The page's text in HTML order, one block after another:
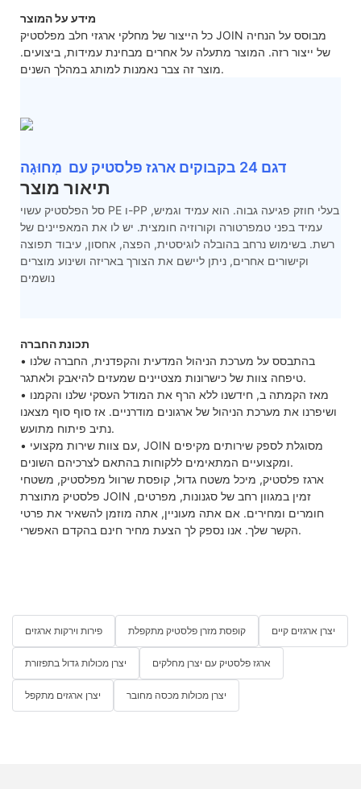
מידע על המוצר
כל הייצור של מחלקי ארגזי חלב מפלסטיק JOIN מבוסס על הנחיה
של ייצור רזה. המוצר מתעלה על אחרים מבחינת עמידות, ביצועים.
מוצר זה צבר נאמנות למותג במהלך השנים.
דגם 24 בקבוקים ארגז פלסטיק עם מְחוּגָה
תיאור מוצר
סל הפלסטיק עשוי PE ו-PP בעלי חוזק פגיעה גבוה. הוא עמיד וגמיש,
עמיד בפני טמפרטורה וקורוזיה חומצית. יש לו את המאפיינים של
רשת. בשימוש נרחב בהובלה לוגיסטית, הפצה, אחסון, עיבוד תפוצה
וקישורים אחרים, ניתן ליישם את הצורך באריזה ושינוע מוצרים
נושמים
תכונת החברה
• בהתבסס על מערכת הניהול המדעית והקפדנית, החברה שלנו
טיפחה צוות של כישרונות מצטיינים שמעזים להיאבק ולאתגר.
• מאז הקמתה ב, חידשנו ללא הרף את המודל העסקי שלנו והקמנו
ושיפרנו את מערכת הניהול של ארגונים מודרניים. אז סוף סוף מצאנו
נתיב פיתוח מתועש.
• עם צוות שירות מקצועי, JOIN מסוגלת לספק שירותים מקיפים
ומקצועיים המתאימים ללקוחות בהתאם לצרכיהם השונים.
ארגז פלסטיק, מיכל משטח גדול, קופסת שרוול מפלסטיק, משטחי
פלסטיק מתוצרת JOIN זמין במגוון רחב של סגנונות, מפרטים,
חומרים ומחירים. אם אתה מעוניין, אתה מוזמן להשאיר את פרטי
הקשר שלך. אנו נספק לך הצעת מחיר חינם בהקדם האפשרי.
פירות וירקות ארגזים קופסת מזרן פלסטיק מתקפלת יצרן ארגזים קיים
יצרן מכולות גדול בתפזורת ארגז פלסטיק עם יצרן מחלקים
יצרן ארגזים מתקפל יצרן מכולות מכסה מחובר